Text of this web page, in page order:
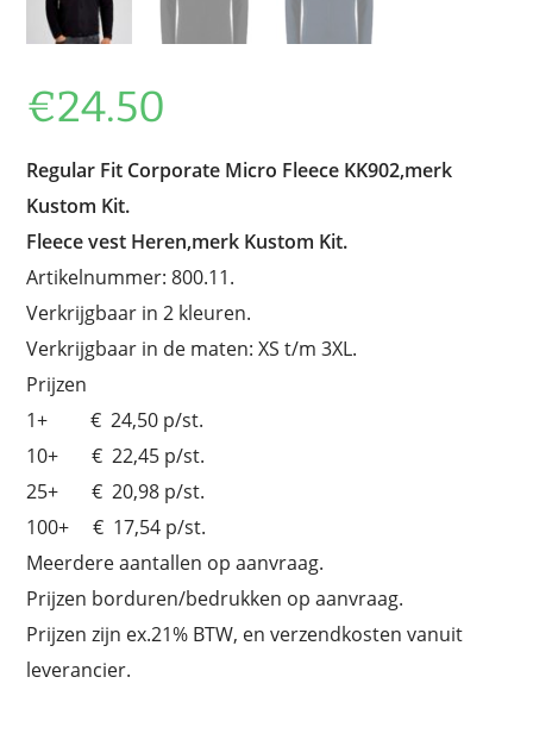
€24.50
Regular Fit Corporate Micro Fleece KK902,merk
Kustom Kit.
Fleece vest Heren,merk Kustom Kit.
Artikelnummer: 800.11.
Verkrijgbaar in 2 kleuren.
Verkrijgbaar in de maten: XS t/m 3XL.
Prijzen
1+ € 24,50 p/st.
10+ € 22,45 p/st.
25+ € 20,98 p/st.
100+ € 17,54 p/st.
Meerdere aantallen op aanvraag.
Prijzen borduren/bedrukken op aanvraag.
Prijzen zijn ex.21% BTW, en verzendkosten vanuit
leverancier.